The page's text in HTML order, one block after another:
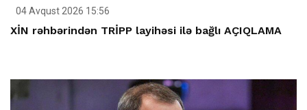
04 Avqust 2026 15:56
XİN rəhbərindən TRİPP layihəsi ilə bağlı AÇIQLAMA